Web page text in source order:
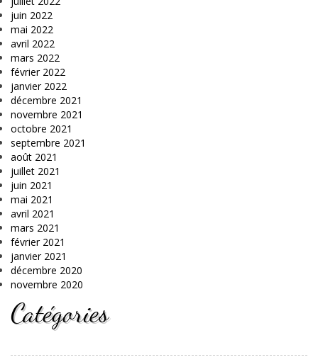
juin 2022
mai 2022
avril 2022
mars 2022
février 2022
janvier 2022
décembre 2021
novembre 2021
octobre 2021
septembre 2021
août 2021
juillet 2021
juin 2021
mai 2021
avril 2021
mars 2021
février 2021
janvier 2021
décembre 2020
novembre 2020
Catégories